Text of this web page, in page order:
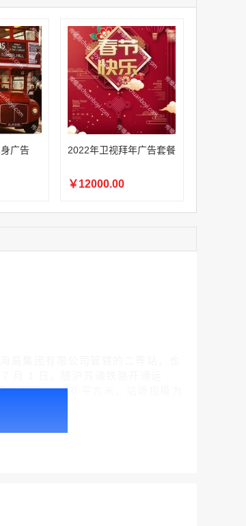
￥27600.00
香港双层巴士车身广告（含车顶）
广告
2022年卫视拜年广告套餐
￥12000.00
面积 19000 平方米，站场规模为